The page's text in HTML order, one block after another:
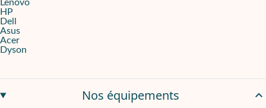
Choix économique et évolutif
Acquérir un écran
Lenovo
HP
Dell
Asus
Acer
Dyson
Nos équipements